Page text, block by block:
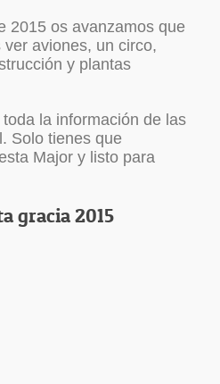
2015 os avanzamos que
aviones, un circo,
y plantas
la información de las
Solo tienes que
Major y listo para